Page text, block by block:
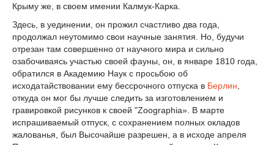
Крыму же, в своем имении Калмук-Карка.
Здесь, в уединении, он прожил счастливо два года,
продолжал неутомимо свои научные занятия. Но, будучи
отрезан там совершенно от научного мира и сильно
озабочиваясь участью своей фауны, он, в январе 1810 года,
обратился в Академию Наук с просьбою об
исходатайствовании ему бессрочного отпуска в Берлин
откуда он мог бы лучше следить за изготовлением и
гравировкой рисунков к своей "Zoographia». В марте
испрашиваемый отпуск, с сохранением полных окладов
жалованья, был Высочайше разрешен, а в исходе апреля